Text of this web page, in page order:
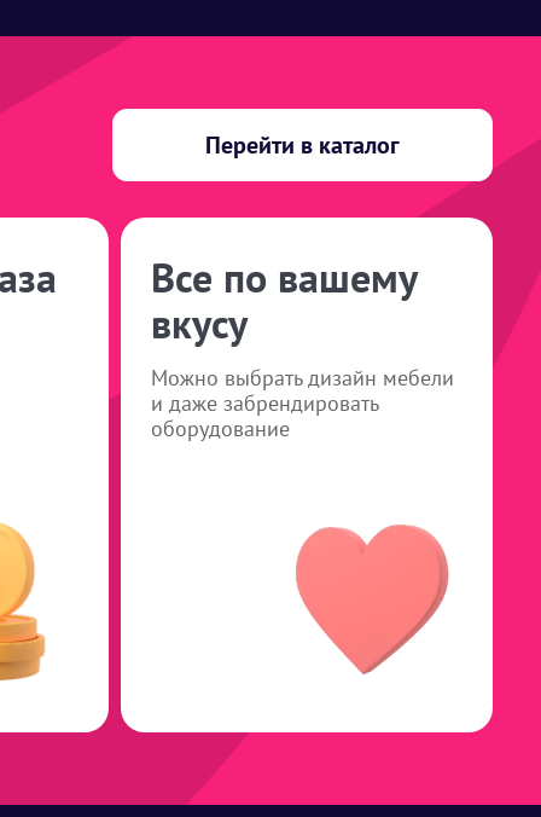
Перейти в каталог
Все по вашему
вкусу
Можно выбрать дизайн мебели
и даже забрендировать
оборудование